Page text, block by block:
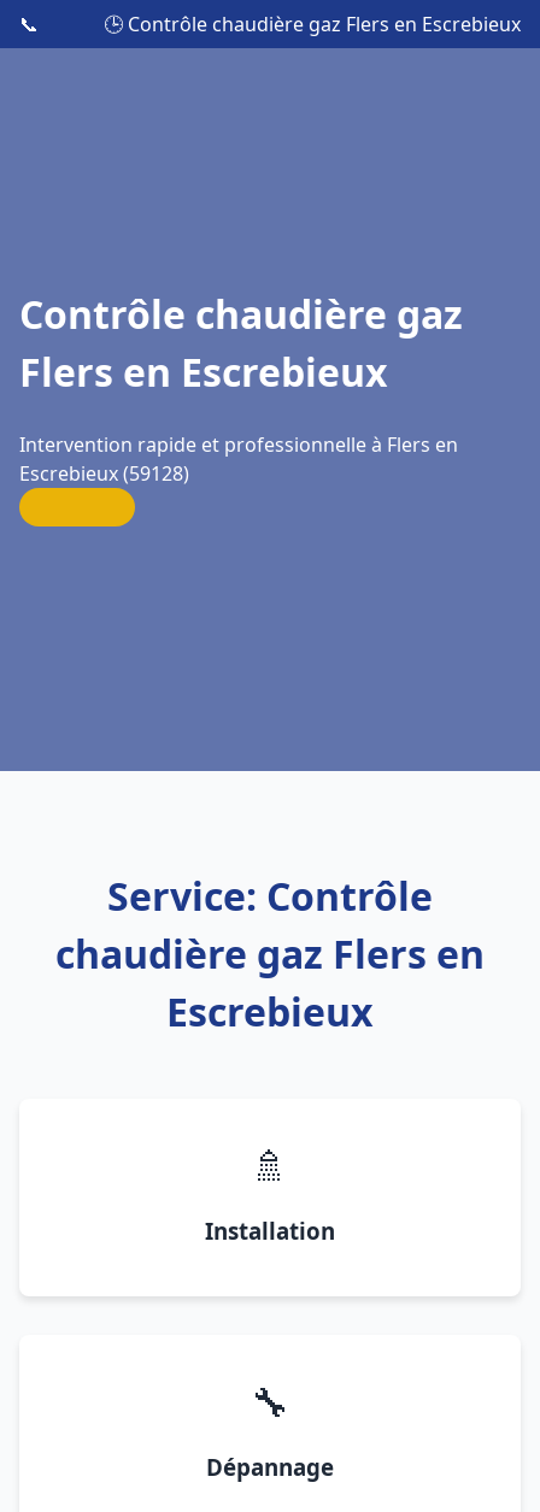
📞 🕒 Contrôle chaudière gaz Flers en Escrebieux
Contrôle chaudière gaz
Flers en Escrebieux
Intervention rapide et professionnelle à Flers en
Escrebieux (59128)
Service: Contrôle
chaudière gaz Flers en
Escrebieux
🚿
Installation
🔧
Dépannage